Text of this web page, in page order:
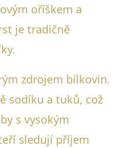
oříškem a
je tradičně
zdrojem bílkovin.
sodíku a tuků, což
s vysokým
sledují příjem